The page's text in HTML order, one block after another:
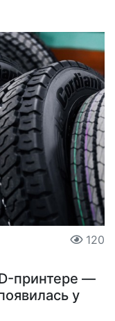
120
принтере —
у